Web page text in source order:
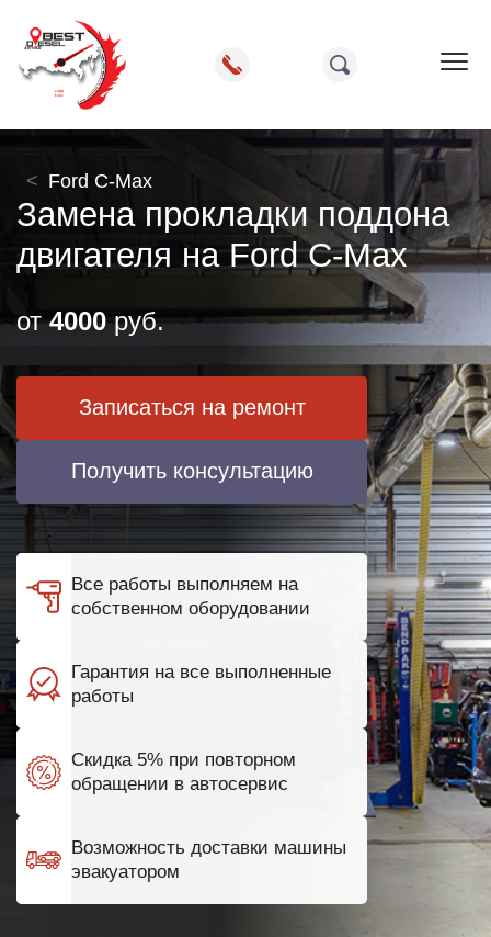
Ford C-Max
Замена прокладки поддона
двигателя на Ford C-Max
от4000руб.
Записаться на ремонт
Получить консультацию
Все работы выполняем на
собственном оборудовании
Гарантия на все выполненные
работы
Скидка 5% при повторном
обращении в автосервис
Возможность доставки машины
эвакуатором